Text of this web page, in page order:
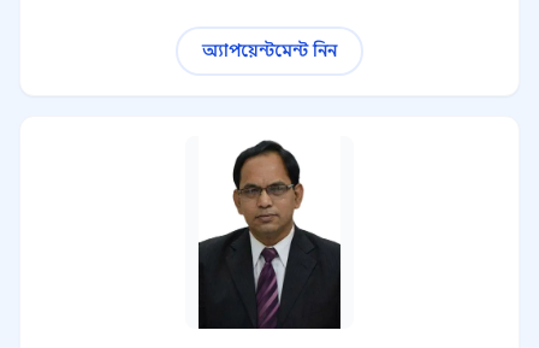
অ্যাপয়েন্টমেন্ট নিন